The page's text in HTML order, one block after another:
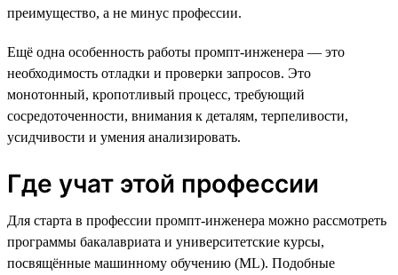
преимущество, а не минус профессии.
Ещё одна особенность работы промпт-инженера — это
необходимость отладки и проверки запросов. Это
монотонный, кропотливый процесс, требующий
сосредоточенности, внимания к деталям, терпеливости,
усидчивости и умения анализировать.
Где учат этой профессии
Для старта в профессии промпт-инженера можно рассмотреть
программы бакалавриата и университетские курсы,
посвящённые машинному обучению (ML). Подобные